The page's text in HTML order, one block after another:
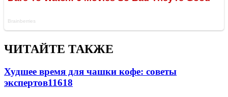
ЧИТАЙТЕ ТАКЖЕ
Худшее время для чашки кофе: советы
экспертов11618